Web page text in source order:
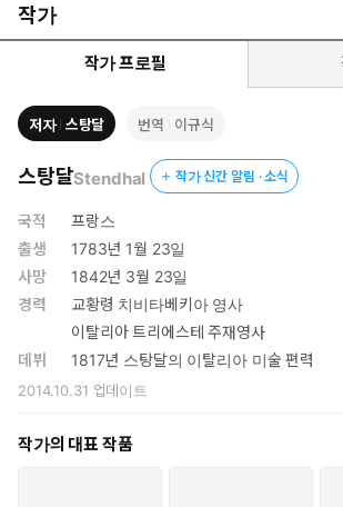
예리하게 비판함으로써 사실주의 시대의 개막
흑』은 사회소설, 성장소설인 동시에 뛰어난
다. 야심을 따라 사는 것, 타인의 욕망을 나도
앵이 살았던 19세기 프랑스의 조류에 국한된
굴레를 벗어나지 못한 채 살아가는 오늘날의
한 시사점을 남긴다.
야망과 정열이 불러온 한 인간의 비극
섬세하고 예리한 연애심리 묘사가 빛나는 19
작
『적과 흑』은 비천한 집안에서 태어난 뛰어난
실의 괴리 속에서 야심과 정열로 말미암아 파
월하게 묘사한 프랑스 근대소설의 걸작이다.
성들과 사랑에 빠지면서 점차로 파멸해간다.
리앵 소렐이 여인들과 사랑에 빠지는 과정과
로 스탕달은 『연애론』을 펴냄으로써 연애
작가
작가 프로필
저자 스탕달 번역 이규식
스탕달Stendhal 작가 신간 알림 · 소식
국적
프랑스
출생
1783년 1월 23일
사망
1842년 3월 23일
경력
교황령 치비타베키아 영사
이탈리아 트리에스테 주재영사
데뷔
1817년 스탕달의 이탈리아 미술 편력
2014.10.31 업데이트
작가의 대표 작품